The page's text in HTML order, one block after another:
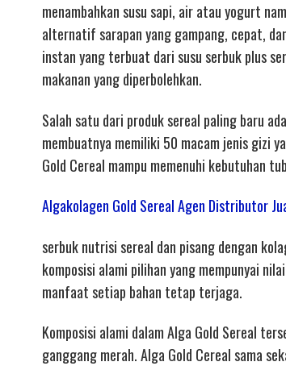
menambahkan susu sapi, air atau yogurt
alternatif sarapan yang gampang, cepat,
instan yang terbuat dari susu serbuk plus
makanan yang diperbolehkan.
Salah satu dari produk sereal paling baru
membuatnya memiliki 50 macam jenis gizi
Gold Cereal mampu memenuhi kebutuhan
Algakolagen Gold Sereal Agen Distributor
serbuk nutrisi sereal dan pisang dengan
komposisi alami pilihan yang mempunyai
manfaat setiap bahan tetap terjaga.
Komposisi alami dalam Alga Gold Sereal
ganggang merah. Alga Gold Cereal sama